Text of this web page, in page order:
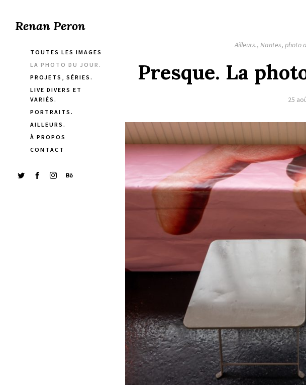
Renan Peron
TOUTES LES IMAGES
LA PHOTO DU JOUR.
PROJETS, SÉRIES.
LIVE DIVERS ET
VARIÉS.
PORTRAITS.
AILLEURS.
À PROPOS
CONTACT
Ailleurs.,Nantes,photo
Presque. La
25